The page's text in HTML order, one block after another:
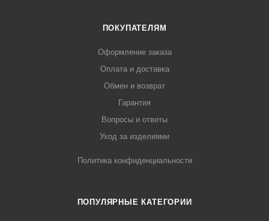
ПОКУПАТЕЛЯМ
Оформление заказа
Оплата и доставка
Обмен и возврат
Гарантия
Вопросы и ответы
Уход за изделиями
Политика конфиденциальности
ПОПУЛЯРНЫЕ КАТЕГОРИИ